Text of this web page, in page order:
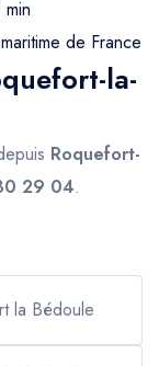
de France
la-
Roquefort-
29 04.
la Bédoule